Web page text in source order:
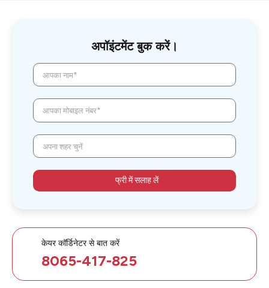
अपॉइंटमेंट बुक करें।
आपका नाम*
आपका मोबाइल नंबर*
अपना शहर चुनें
फ्री में सलाह लें
केयर कॉर्डिनेटर से बात करें
8065-417-825